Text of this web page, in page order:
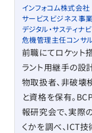
インフォコム株式会社
サービスビジネス事
デジタル・サスティナ
危機管理主任コンサ
前職にてロケット
ラント用継手の設
物取扱者、非破壊
と資格を保有。
報研究会で、実際
くかを調べ、ICT